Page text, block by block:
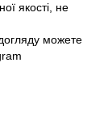
якості, не
можете